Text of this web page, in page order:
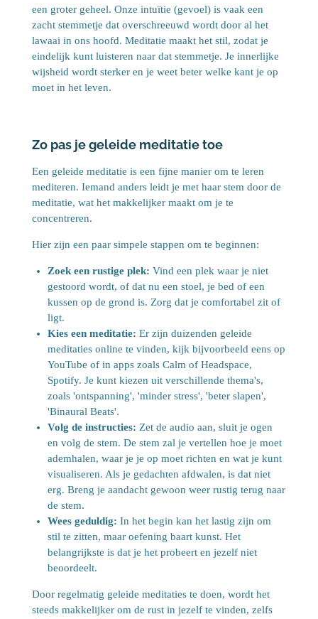
een groter geheel. Onze intuïtie (gevoel) is vaak een
zacht stemmetje dat overschreeuwd wordt door al het
lawaai in ons hoofd. Meditatie maakt het stil, zodat je
eindelijk kunt luisteren naar dat stemmetje. Je innerlijke
wijsheid wordt sterker en je weet beter welke kant je op
moet in het leven.
Zo pas je geleide meditatie toe
Een geleide meditatie is een fijne manier om te leren
mediteren. Iemand anders leidt je met haar stem door de
meditatie, wat het makkelijker maakt om je te
concentreren.
Hier zijn een paar simpele stappen om te beginnen:
Zoek een rustige plek: Vind een plek waar je niet
gestoord wordt, of dat nu een stoel, je bed of een
kussen op de grond is. Zorg dat je comfortabel zit of
ligt.
Kies een meditatie: Er zijn duizenden geleide
meditaties online te vinden, kijk bijvoorbeeld eens op
YouTube of in apps zoals Calm of Headspace,
Spotify. Je kunt kiezen uit verschillende thema's,
zoals 'ontspanning', 'minder stress', 'beter slapen',
'Binaural Beats'.
Volg de instructies: Zet de audio aan, sluit je ogen
en volg de stem. De stem zal je vertellen hoe je moet
ademhalen, waar je je op moet richten en wat je kunt
visualiseren. Als je gedachten afdwalen, is dat niet
erg. Breng je aandacht gewoon weer rustig terug naar
de stem.
Wees geduldig: In het begin kan het lastig zijn om
stil te zitten, maar oefening baart kunst. Het
belangrijkste is dat je het probeert en jezelf niet
beoordeelt.
Door regelmatig geleide meditaties te doen, wordt het
steeds makkelijker om de rust in jezelf te vinden, zelfs